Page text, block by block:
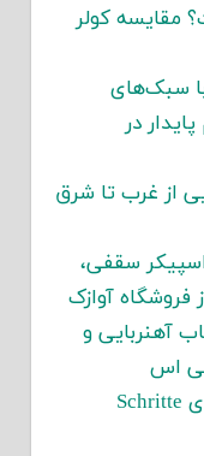
مقایسه کولر
سبک‌های
در
از غرب تا شرق
سقفی،
فروشگاه آوازک
آهنربایی و
اس
دانلود رایگان مجموعه کتاب های Schritte